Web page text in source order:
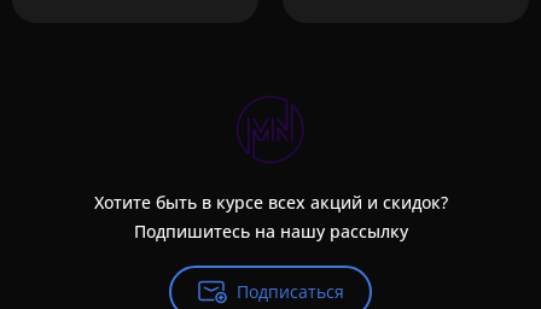
Хотите быть в курсе всех акций и скидок?
Подпишитесь на нашу рассылку
Подписаться